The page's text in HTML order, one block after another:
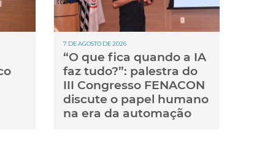
7 DE AGOSTO DE 2026
“O que fica quando a IA
faz tudo?”: palestra do
III Congresso FENACON
discute o papel humano
na era da automação